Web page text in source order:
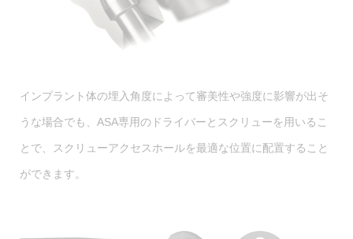
インプラント体の埋入角度によって審美性や強度に影響が出そ
うな場合でも、ASA専用のドライバーとスクリューを用いるこ
とで、スクリューアクセスホールを最適な位置に配置すること
ができます。